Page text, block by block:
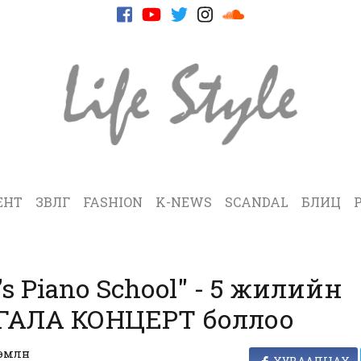
ЗӨВЛӨГӨӨ FASHION K-NEWS SCANDAL БЛИЦ
Piano School" - 5 жилийн
КОНЦЕРТ боллоо